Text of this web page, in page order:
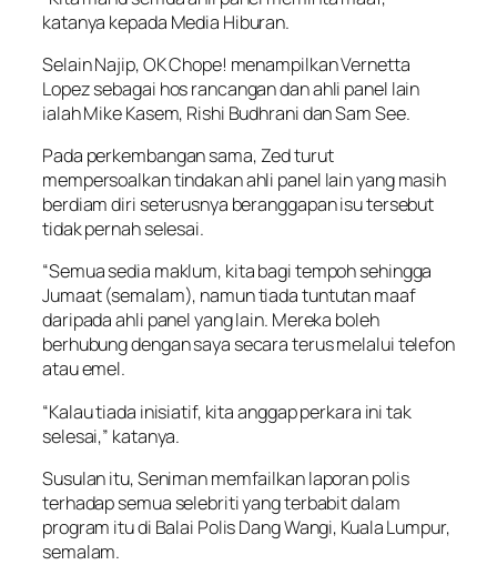
katanya kepada Media Hiburan.
Selain Najip, OK Chope! menampilkan Vernetta
Lopez sebagai hos rancangan dan ahli panel lain
ialah Mike Kasem, Rishi Budhrani dan Sam See.
Pada perkembangan sama, Zed turut
mempersoalkan tindakan ahli panel lain yang masih
berdiam diri seterusnya beranggapan isu tersebut
tidak pernah selesai.
“Semua sedia maklum, kita bagi tempoh sehingga
Jumaat (semalam), namun tiada tuntutan maaf
daripada ahli panel yang lain. Mereka boleh
berhubung dengan saya secara terus melalui telefon
atau emel.
“Kalau tiada inisiatif, kita anggap perkara ini tak
selesai,” katanya.
Susulan itu, Seniman memfailkan laporan polis
terhadap semua selebriti yang terbabit dalam
program itu di Balai Polis Dang Wangi, Kuala Lumpur,
semalam.